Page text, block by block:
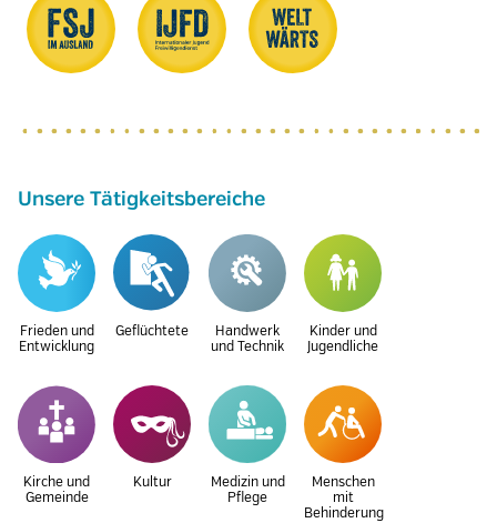
Unsere Tätigkeitsbereiche
Frieden und
Entwicklung
Geflüchtete
Handwerk
und Technik
Kinder und
Jugendliche
Kirche und
Gemeinde
Kultur
Medizin und
Pflege
Menschen
mit
Behinderung